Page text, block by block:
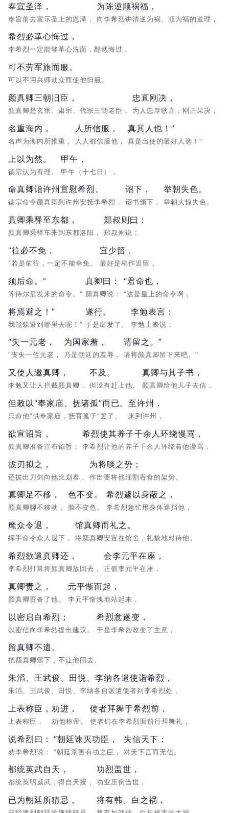
奉宣圣泽，
奉旨前去宣示圣上的恩泽，
为陈逆顺祸福，
向李希烈讲清逆为祸、顺为福的道理，
希烈必革心悔过，
李希烈一定能够革心洗面，翻然悔过，
可不劳军旅而服。
可以不用兴师动众而使他归服。
颜真卿三朝旧臣，
颜真卿是玄宗、肃宗、代宗三朝老臣，
忠直刚决，
为人忠厚耿直，刚正果决，
名重海内，
名声为海内所推重，
人所信服，
人人都信服他，
真其人也！”
真是出使的最好人选！”
上以为然。
德宗认为有理。
甲午，
甲午（十七日），
命真卿诣许州宣慰希烈。
德宗命令颜真卿到许州安抚李希烈，
诏下，
诏书颁下，
举朝失色。
举朝大惊失色。
真卿乘驿至东都，
颜真卿乘驿车来到东都洛阳，
郑叔则曰：
郑叔则说：
“往必不免，
“若是前往，一定不能幸免。
宜少留，
最好是稍作逗留，
须后命。”
等待尔后发来的命令。”
真卿曰：
颜真卿说：
“君命也，
“这是皇上的命令啊，
将焉避之！”
我能躲避到哪里去呢！”
遂行。
于是出发了。
李勉表言：
李勉上表说：
“失一元老，
“丧失一位元老，
为国家羞，
乃是朝廷的羞辱，
请留之。”
请将颜真卿留下来吧。”
又使人邀真卿，
李勉又让人拦截颜真卿，
不及。
但没有赶上他。
真卿与其子书，
颜真卿给他儿子去信，
但敕以“奉家庙、抚诸孤”而已。
只命他“供奉家庙，抚育孤子”罢了。
至许州，
来到许州，
欲宣诏旨，
颜真卿准备宣布诏旨，
希烈使其养子千余人环绕慢骂，
李希烈让他的养子千余人环绕着他谩骂，
拔刃拟之，
还拔出刀剑向他比划着，
为将啖之势；
作出要将他细割吞食的架势。
真卿足不移，
颜真卿脚不移动，
色不变。
脸不变色。
希烈遽以身蔽之，
李希烈急忙用身体遮挡他，
麾众令退，
挥手命令众人退下，
馆真卿而礼之。
将颜真卿安置在馆舍，礼貌地对待他。
希烈欲遣真卿还，
李希烈打算将颜真卿放回去，
会李元平在座，
正值李元平在座，
真卿责之，
颜真卿责备了他。
元平惭而起，
李元平惭愧地站起来，
以密启白希烈；
以密信向李希烈提出建议。
希烈意遂变，
于是李希烈改变了主意，
留真卿不遣。
把颜真卿留下，不让他回去。
朱滔、王武俊、田悦、李纳各遣使诣希烈，
朱滔、王武俊、田悦、李纳各自派遣使者到李希烈处，
上表称臣，
上表称臣，
劝进，
劝他称帝。
使者拜舞于希烈前，
使者们在李希烈面前行拜舞礼，
说希烈曰：
劝李希烈说：
“朝廷诛灭功臣，
“朝廷杀害有功之臣，
失信天下；
对天下言而无信。
都统英武自天，
都统英明威武，得自天授，
功烈盖世，
功业压倒当世，
已为朝廷所猜忌， 将有韩、白之祸，